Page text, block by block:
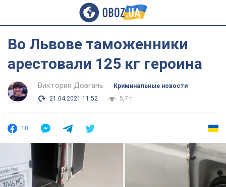
Во Львове таможенники
арестовали 125 кг героина
Виктория Довгань
Криминальные новости
21.04.2021 11:52
5,7 т.
18